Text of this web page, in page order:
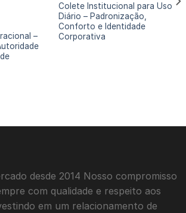
–
Colete Institucional para Uso
Diário – Padronização,
Conforto e Identidade
Corporativa
desde 2014 Nosso compromisso
com qualidade e respeito aos
em um relacionamento de